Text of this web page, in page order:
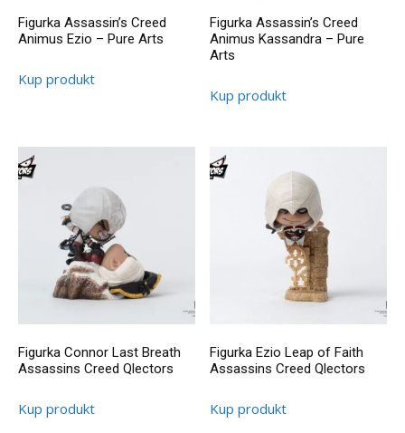
Figurka Assassin’s Creed
Animus Ezio – Pure Arts
Kup produkt
Figurka Assassin’s Creed
Animus Kassandra – Pure
Arts
Kup produkt
Figurka Connor Last Breath
Assassins Creed Qlectors
Kup produkt
Figurka Ezio Leap of Faith
Assassins Creed Qlectors
Kup produkt